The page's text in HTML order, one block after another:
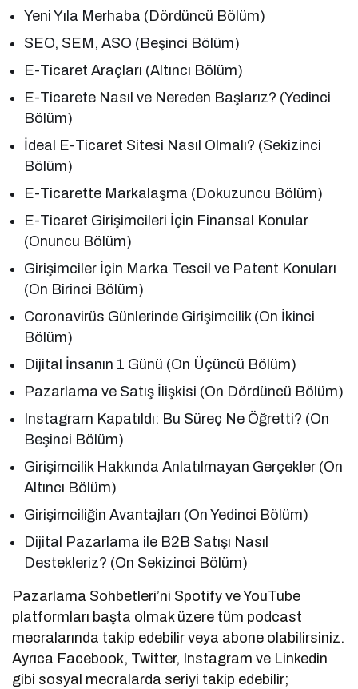
Yeni Yıla Merhaba (Dördüncü Bölüm)
SEO, SEM, ASO (Beşinci Bölüm)
E-Ticaret Araçları (Altıncı Bölüm)
E-Ticarete Nasıl ve Nereden Başlarız? (Yedinci
Bölüm)
İdeal E-Ticaret Sitesi Nasıl Olmalı? (Sekizinci
Bölüm)
E-Ticarette Markalaşma (Dokuzuncu Bölüm)
E-Ticaret Girişimcileri İçin Finansal Konular
(Onuncu Bölüm)
Girişimciler İçin Marka Tescil ve Patent Konuları
(On Birinci Bölüm)
Coronavirüs Günlerinde Girişimcilik (On İkinci
Bölüm)
Dijital İnsanın 1 Günü (On Üçüncü Bölüm)
Pazarlama ve Satış İlişkisi (On Dördüncü Bölüm)
Instagram Kapatıldı: Bu Süreç Ne Öğretti? (On
Beşinci Bölüm)
Girişimcilik Hakkında Anlatılmayan Gerçekler (On
Altıncı Bölüm)
Girişimciliğin Avantajları (On Yedinci Bölüm)
Dijital Pazarlama ile B2B Satışı Nasıl
Destekleriz? (On Sekizinci Bölüm)
Pazarlama Sohbetleri’ni Spotify ve YouTube
platformları başta olmak üzere tüm podcast
mecralarında takip edebilir veya abone olabilirsiniz.
Ayrıca Facebook, Twitter, Instagram ve Linkedin
gibi sosyal mecralarda seriyi takip edebilir;